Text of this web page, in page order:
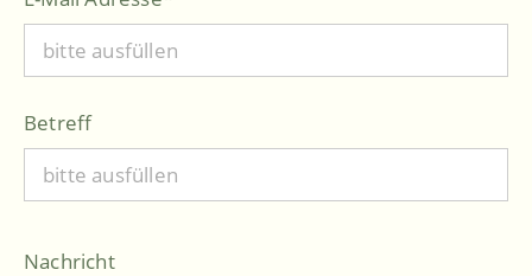
Betreff
Nachricht